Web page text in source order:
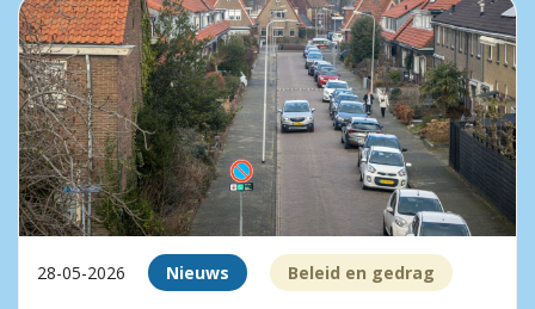
28-05-2026 Nieuws Beleid en gedrag